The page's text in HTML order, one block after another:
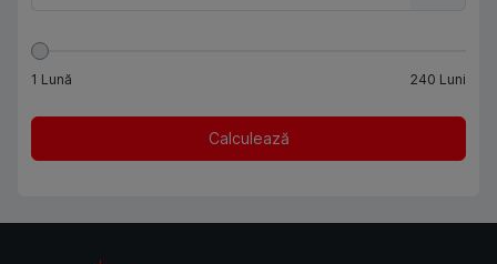
1 Lună 240 Luni
Calculează